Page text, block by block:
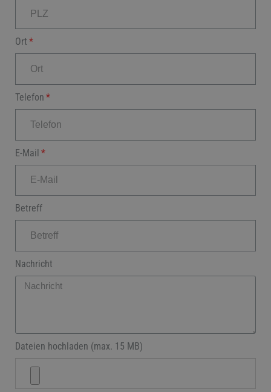
Ort
Telefon
E-Mail
Betreff
Nachricht
Dateien hochladen (max. 15 MB)